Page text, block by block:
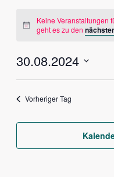
Keine Veranstaltungen
geht es zu den
30.08.2024
Datum
wählen.
Vorheriger Tag